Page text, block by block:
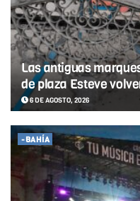
Las antiguas
de plaza Esteve
6 DE AGOSTO, 2026
-BAHÍA